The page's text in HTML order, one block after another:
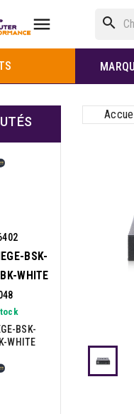
 search
BSK-
WHITE
BSK-
WHITE